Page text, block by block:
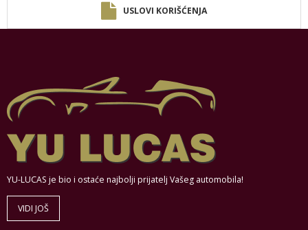
USLOVI KORIŠĆENJA
YU-LUCAS je bio i ostaće najbolji prijatelj Vašeg automobila!
VIDI JOŠ